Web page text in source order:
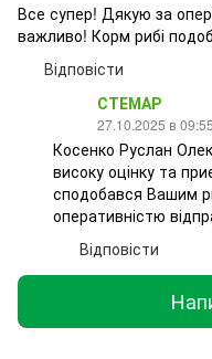
Все супер! Дякую за
важливо! Корм рибі
Відповісти
СТЕМАР
27.10.2025 в 09:55
Косенко Руслан
високу оцінку та
сподобався Вашим
оперативністю
Відповісти